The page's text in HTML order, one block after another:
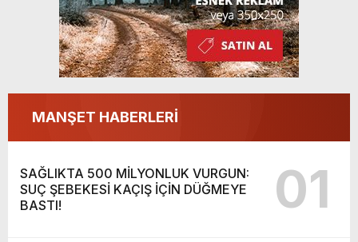
MANŞET HABERLERİ
SAĞLIKTA 500 MİLYONLUK VURGUN:
SUÇ ŞEBEKESİ KAÇIŞ İÇİN DÜĞMEYE
BASTI!
01